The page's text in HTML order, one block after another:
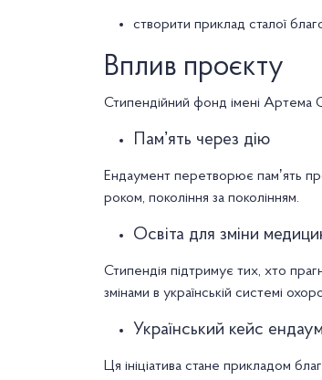
створити приклад сталої
Вплив проєкту
Стипендійний фонд імені Артема
Памʼять через дію
Ендаумент перетворює памʼять
роком, покоління за поколінням.
Освіта для зміни
Стипендія підтримує тих, хто
змінами в українській системі
Український кейс
Ця ініціатива стане прикладом